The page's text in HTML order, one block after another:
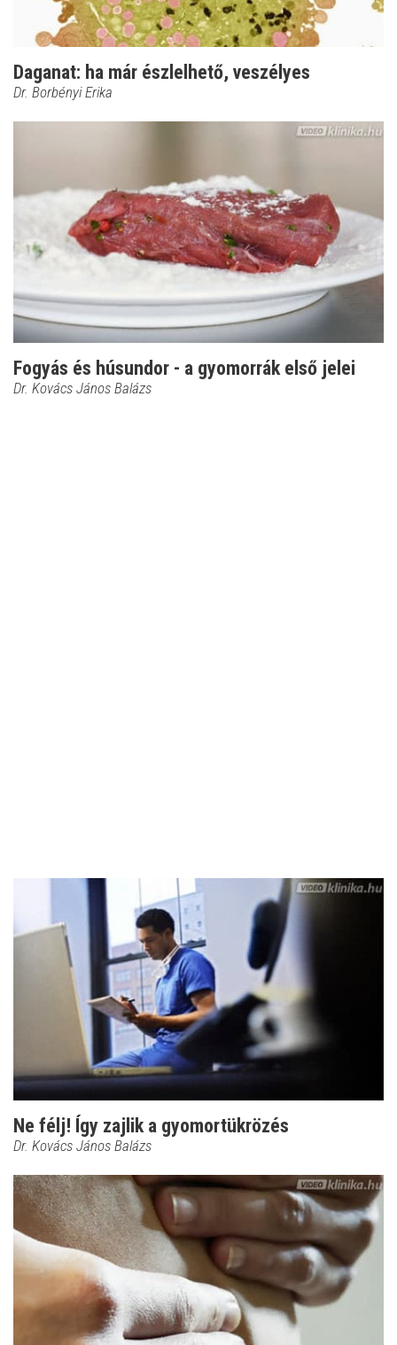
Daganat: ha már észlelhető, veszélyes
Dr. Borbényi Erika
Fogyás és húsundor - a gyomorrák első jelei
Dr. Kovács János Balázs
Ne félj! Így zajlik a gyomortükrözés
Dr. Kovács János Balázs